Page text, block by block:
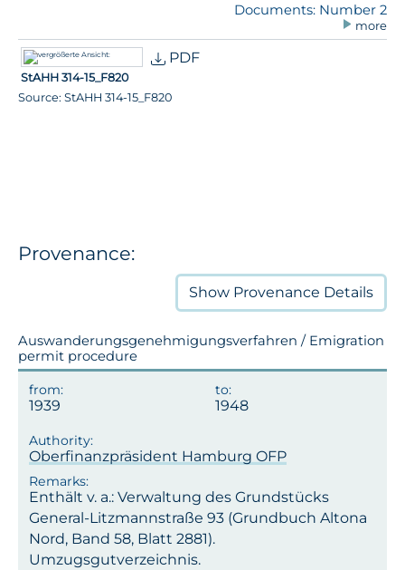
Documents: Number 2
more
PDF
StAHH 314-15_F820
Source: StAHH 314-15_F820
Provenance:
Show Provenance Details
Auswanderungsgenehmigungsverfahren / Emigration
permit procedure
1939 1948
Oberfinanzpräsident Hamburg OFP
Enthält v. a.: Verwaltung des Grundstücks
General-Litzmannstraße 93 (Grundbuch Altona
Nord, Band 58, Blatt 2881).
Umzugsgutverzeichnis.